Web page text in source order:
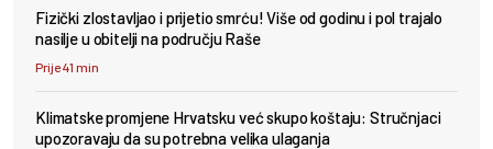
Fizički zlostavljao i prijetio smrću! Više od godinu i pol trajalo
nasilje u obitelji na području Raše
Prije 41 min
Klimatske promjene Hrvatsku već skupo koštaju: Stručnjaci
upozoravaju da su potrebna velika ulaganja